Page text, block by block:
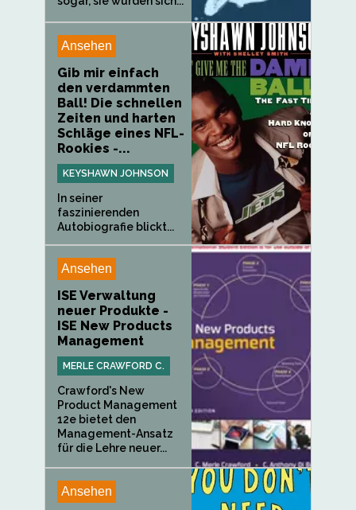
Ansehen
Gib mir einfach
den verdammten
Ball! Die schnellen
Zeiten und harten
Schläge eines NFL-
Rookies -...
KEYSHAWN JOHNSON
In seiner
faszinierenden
Autobiografie blickt...
Ansehen
ISE Verwaltung
neuer Produkte -
ISE New Products
Management
MERLE CRAWFORD C.
Crawford's New
Product Management
12e bietet den
Management-Ansatz
für die Lehre neuer...
Ansehen